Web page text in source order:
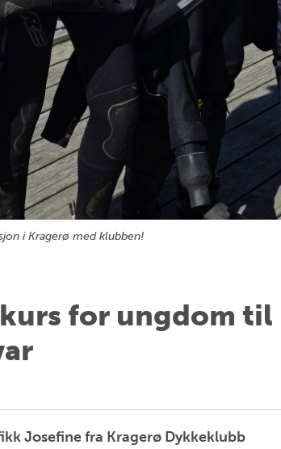
i Kragerø med klubben!
for ungdom
Josefine fra Kragerø Dykkeklubb